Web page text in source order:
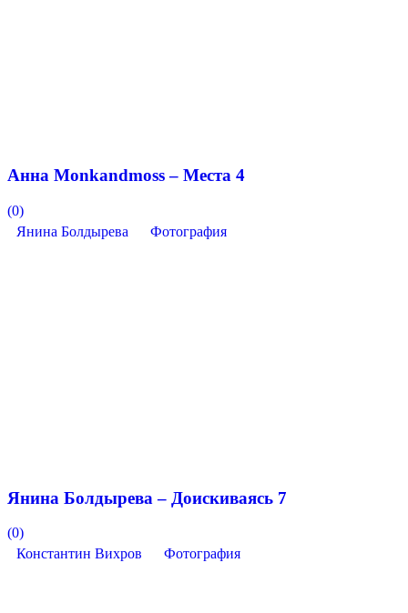
Анна Monkandmoss – Места 4
(0)
Янина Болдырева
Фотография
Янина Болдырева – Доискиваясь 7
(0)
Константин Вихров
Фотография